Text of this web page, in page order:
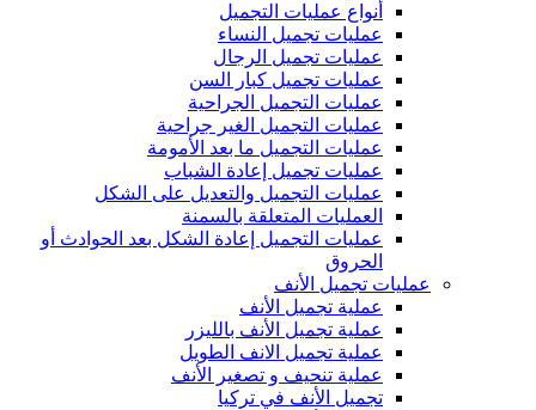
أنواع عمليات التجميل
عمليات تجميل النساء
عمليات تجميل الرجال
عمليات تجميل كبار السن
عمليات التجميل الجراحية
عمليات التجميل الغير جراحية
عمليات التجميل ما بعد الأمومة
عمليات تجميل إعادة الشباب
عمليات التجميل والتعديل على الشكل
العمليات المتعلقة بالسمنة
عمليات التجميل إعادة الشكل بعد الحوادث أو
الحروق
عمليات تجميل الأنف
عملية تجميل الأنف
عملية تجميل الأنف بالليزر
عملية تجميل الانف الطويل
عملية تنحيف و تصغير الأنف
تجميل الأنف في تركيا